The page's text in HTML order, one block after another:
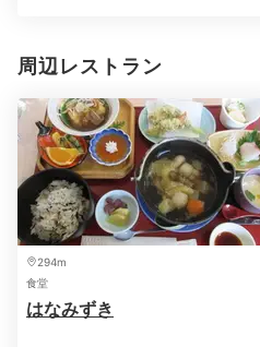
周辺レストラン
294m
食堂
はなみずき